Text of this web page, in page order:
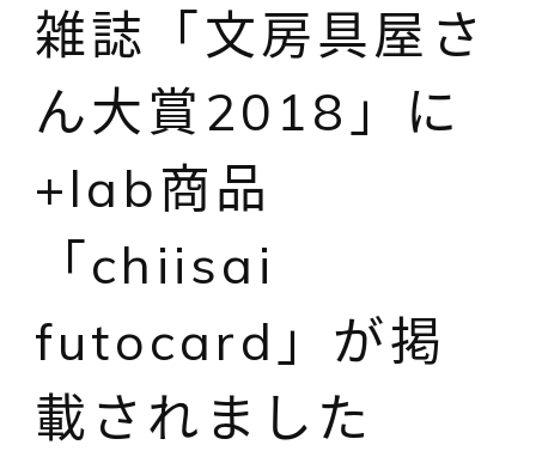
雑誌「文房具屋さ
ん大賞2018」に
+lab商品
「chiisai
futocard」が掲
載されました